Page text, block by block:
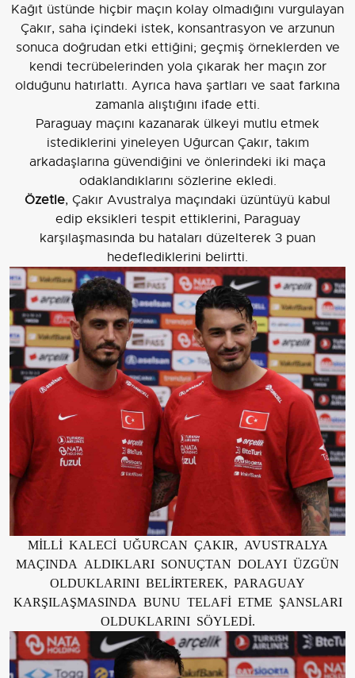
Kağıt üstünde hiçbir maçın kolay olmadığını vurgulayan
Çakır, saha içindeki istek, konsantrasyon ve arzunun
sonuca doğrudan etki ettiğini; geçmiş örneklerden ve
kendi tecrübelerinden yola çıkarak her maçın zor
olduğunu hatırlattı. Ayrıca hava şartları ve saat farkına
zamanla alıştığını ifade etti.
Paraguay maçını kazanarak ülkeyi mutlu etmek
istediklerini yineleyen Uğurcan Çakır, takım
arkadaşlarına güvendiğini ve önlerindeki iki maça
odaklandıklarını sözlerine ekledi.
Özetle, Çakır Avustralya maçındaki üzüntüyü kabul
edip eksikleri tespit ettiklerini, Paraguay
karşılaşmasında bu hataları düzelterek 3 puan
hedeflediklerini belirtti.
MİLLİ KALECİ UĞURCAN ÇAKIR, AVUSTRALYA
MAÇINDA ALDIKLARI SONUÇTAN DOLAYI ÜZGÜN
OLDUKLARINI BELİRTEREK, PARAGUAY
KARŞILAŞMASINDA BUNU TELAFİ ETME ŞANSLARI
OLDUKLARINI SÖYLEDİ.